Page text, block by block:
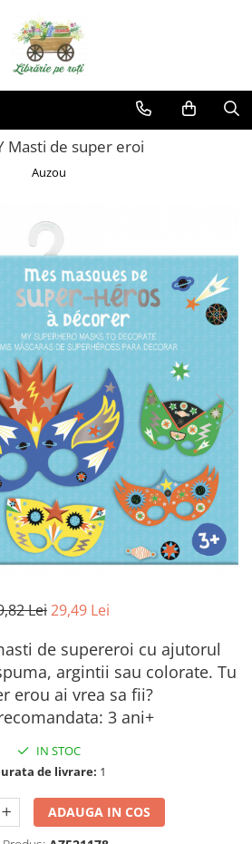
Masti de super eroi
Auzou
Lei29,49 Lei
de supereroi cu ajutorul
argintii sau colorate. Tu
erou ai vrea sa fii?
3 ani+
IN STOC
de livrare: 1
ADAUGA IN COS